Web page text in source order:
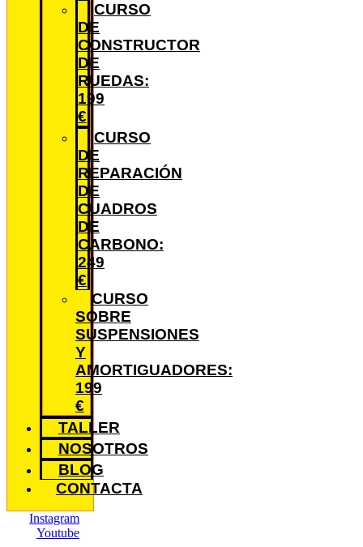
CURSO
DE
CONSTRUCTOR
DE
RUEDAS:
199
€
CURSO
DE
REPARACIÓN
DE
CUADROS
DE
CARBONO:
249
€
CURSO
SOBRE
SUSPENSIONES
Y
AMORTIGUADORES:
199
€
TALLER
NOSOTROS
BLOG
CONTACTA
Instagram
Youtube